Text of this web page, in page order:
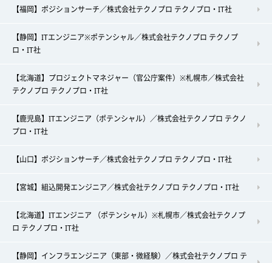
【福岡】ポジションサーチ／株式会社テクノプロ テクノプロ・IT社
【静岡】ITエンジニア※ポテンシャル／株式会社テクノプロ テクノプ
ロ・IT社
【北海道】プロジェクトマネジャー（官公庁案件）※札幌市／株式会社
テクノプロ テクノプロ・IT社
【鹿児島】ITエンジニア（ポテンシャル）／株式会社テクノプロ テクノ
プロ・IT社
【山口】ポジションサーチ／株式会社テクノプロ テクノプロ・IT社
【宮城】組込開発エンジニア／株式会社テクノプロ テクノプロ・IT社
【北海道】ITエンジニア （ポテンシャル）※札幌市／株式会社テクノプ
ロ テクノプロ・IT社
【静岡】インフラエンジニア（東部・微経験）／株式会社テクノプロ テ